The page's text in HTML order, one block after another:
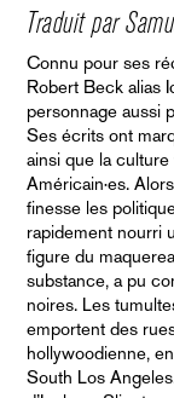
Traduit par
Connu pour ses récits autobiographiques de maquereau,
Robert Beck alias
personnage aussi
Ses écrits ont
ainsi que la
Américain·es.
finesse les
rapidement nourri
figure du
substance, a pu
noires. Les
emportent des
hollywoodienne,
South Los